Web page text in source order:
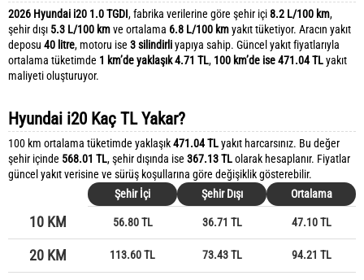
2026 Hyundai i20 1.0 TGDI, fabrika verilerine göre şehir içi8.2 L/100 km,
şehir dışı 5.3 L/100 kmve ortalama 6.8 L/100 kmyakıt tüketiyor. Aracın yakıt
deposu 40 litre, motoru ise 3 silindirliyapıya sahip. Güncel yakıt fiyatlarıyla
ortalama tüketimde 1 km’de yaklaşık 4.71 TL, 100 km’de ise 471.04 TLyakıt
maliyeti oluşturuyor.
Hyundai i20 Kaç TL Yakar?
100 km ortalama tüketimde yaklaşık471.04 TLyakıt harcarsınız. Bu değer
şehir içinde 568.01 TL, şehir dışında ise 367.13 TLolarak hesaplanır. Fiyatlar
güncel yakıt verisine ve sürüş koşullarına göre değişiklik gösterebilir.
Şehir İçi
Şehir Dışı Ortalama
10 KM 56.80 TL 36.71 TL 47.10 TL
20 KM 113.60 TL 73.43 TL 94.21 TL